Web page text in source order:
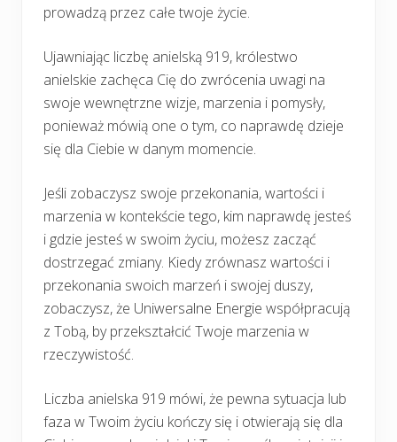
prowadzą przez całe twoje życie.
Ujawniając liczbę anielską 919, królestwo
anielskie zachęca Cię do zwrócenia uwagi na
swoje wewnętrzne wizje, marzenia i pomysły,
ponieważ mówią one o tym, co naprawdę dzieje
się dla Ciebie w danym momencie.
Jeśli zobaczysz swoje przekonania, wartości i
marzenia w kontekście tego, kim naprawdę jesteś
i gdzie jesteś w swoim życiu, możesz zacząć
dostrzegać zmiany. Kiedy zrównasz wartości i
przekonania swoich marzeń i swojej duszy,
zobaczysz, że Uniwersalne Energie współpracują
z Tobą, by przekształcić Twoje marzenia w
rzeczywistość.
Liczba anielska 919 mówi, że pewna sytuacja lub
faza w Twoim życiu kończy się i otwierają się dla